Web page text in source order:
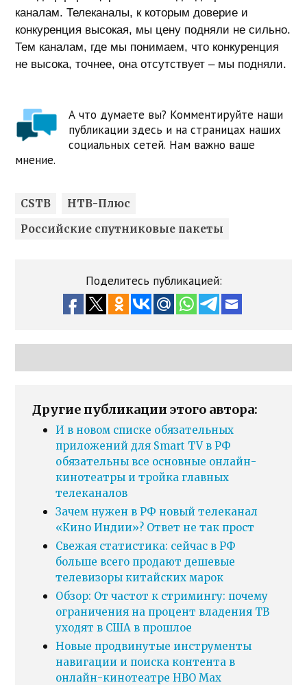
каналам. Телеканалы, к которым доверие и
конкуренция высокая, мы цену подняли не сильно.
Тем каналам, где мы понимаем, что конкуренция
не высока, точнее, она отсутствует – мы подняли.
А что думаете вы? Комментируйте наши
публикации здесь и на страницах наших
социальных сетей. Нам важно ваше
мнение.
CSTB
НТВ-Плюс
Российские спутниковые пакеты
Поделитесь публикацией:
Другие публикации этого автора:
И в новом списке обязательных
приложений для Smart TV в РФ
обязательны все основные онлайн-
кинотеатры и тройка главных
телеканалов
Зачем нужен в РФ новый телеканал
«Кино Индии»? Ответ не так прост
Свежая статистика: сейчас в РФ
больше всего продают дешевые
телевизоры китайских марок
Обзор: От частот к стримингу: почему
ограничения на процент владения ТВ
уходят в США в прошлое
Новые продвинутые инструменты
навигации и поиска контента в
онлайн-кинотеатре HBO Max